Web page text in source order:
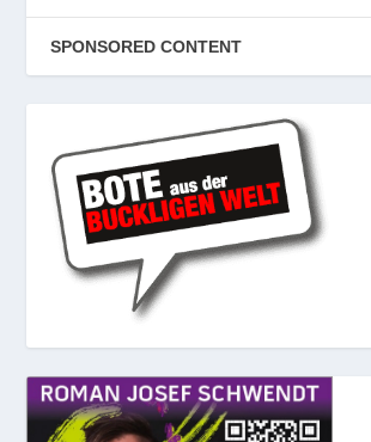
SPONSORED CONTENT